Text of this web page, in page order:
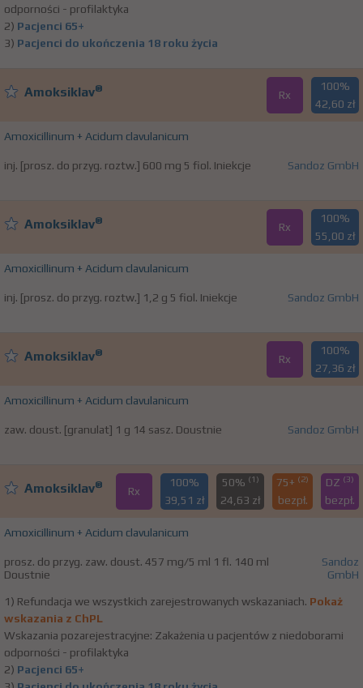
odporności - profilaktyka
2) Pacjenci 65+
3) Pacjenci do ukończenia 18 roku życia
Amoksiklav® Rx
100%
42,60 zł
Amoxicillinum + Acidum clavulanicum
inj. [prosz. do przyg. roztw.] 600 mg 5 fiol. Iniekcje Sandoz GmbH
Amoksiklav® Rx
100%
55,00 zł
Amoxicillinum + Acidum clavulanicum
inj. [prosz. do przyg. roztw.] 1,2 g 5 fiol. Iniekcje Sandoz GmbH
Amoksiklav® Rx
100%
27,36 zł
Amoxicillinum + Acidum clavulanicum
zaw. doust. [granulat] 1 g 14 sasz. Doustnie Sandoz GmbH
Amoksiklav® Rx
100%
39,51 zł
50% (1)
24,63 zł
75+ (2)
bezpł.
DZ (3)
bezpł.
Amoxicillinum + Acidum clavulanicum
prosz. do przyg. zaw. doust. 457 mg/5 ml 1 fl. 140 ml
Doustnie
Sandoz
GmbH
1) Refundacja we wszystkich zarejestrowanych wskazaniach. Pokaż
wskazania z ChPL
Wskazania pozarejestracyjne: Zakażenia u pacjentów z niedoborami
odporności - profilaktyka
2) Pacjenci 65+